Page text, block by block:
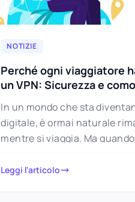
NOTIZIE
Perché ogni viaggiatore
un VPN: Sicurezza e
In un mondo che sta
digitale, è ormai naturale
mentre si viaggia. Ma
Leggi l'articolo